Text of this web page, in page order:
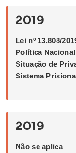
2019
Lei nº 13.808/
Política
Situação de
Sistema
2019
Não se aplica